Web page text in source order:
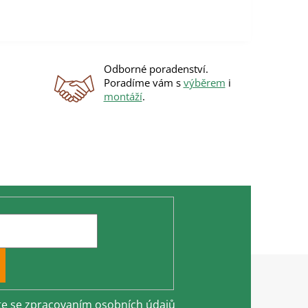
Odborné poradenství.
Poradíme vám s výběrem i
montáží.
sezpracovaním osobních údajů